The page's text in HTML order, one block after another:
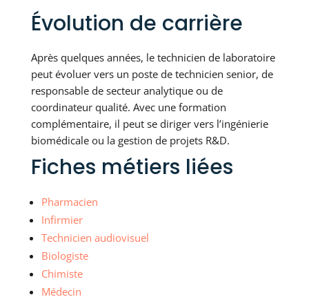
Évolution de carrière
Après quelques années, le technicien de laboratoire
peut évoluer vers un poste de technicien senior, de
responsable de secteur analytique ou de
coordinateur qualité. Avec une formation
complémentaire, il peut se diriger vers l’ingénierie
biomédicale ou la gestion de projets R&D.
Fiches métiers liées
Pharmacien
Infirmier
Technicien audiovisuel
Biologiste
Chimiste
Médecin